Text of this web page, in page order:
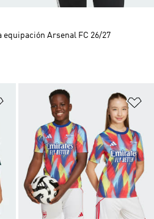
Añadir a la lista de deseos
Arsenal FC 26/27